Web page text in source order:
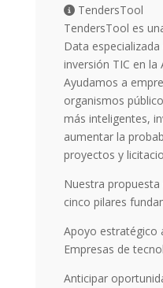
TendersTool
TendersTool es
Data
inversión TIC en la
Ayudamos a
organismos
más inteligentes,
aumentar la
proyectos y
Nuestra
cinco pilares
Apoyo estratégico
Empresas de
Anticipar